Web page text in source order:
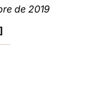
de 2019
]